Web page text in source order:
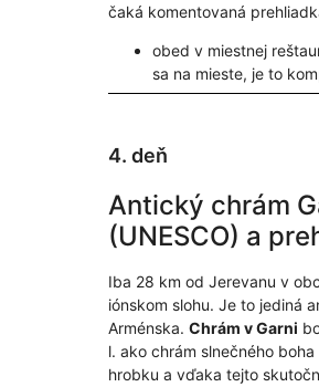
čaká komentovaná
obed v miestnej
sa na mieste, je to
4. deň
Antický chrám
(UNESCO) a
Iba 28 km od Jerevanu v
iónskom slohu. Je to jediná
Arménska. Chrám v Garni
l. ako chrám slnečného
hrobku a vďaka tejto